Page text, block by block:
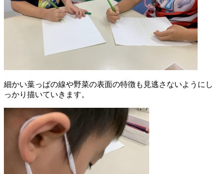
細かい葉っぱの線や野菜の表面の特徴も見逃さないようにし
っかり描いていきます。